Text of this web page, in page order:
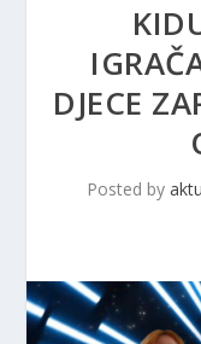
DJECE
Posted by